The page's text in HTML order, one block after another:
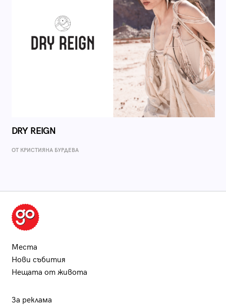
DRY REIGN
ОТ КРИСТИЯНА БУРДЕВА
Места
Нови събития
Нещата от живота
За реклама